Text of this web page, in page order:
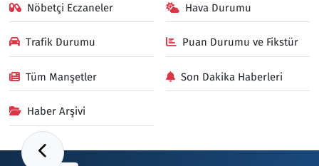
Nöbetçi Eczaneler Hava Durumu
Trafik Durumu Puan Durumu ve Fikstür
Tüm Manşetler Son Dakika Haberleri
Haber Arşivi